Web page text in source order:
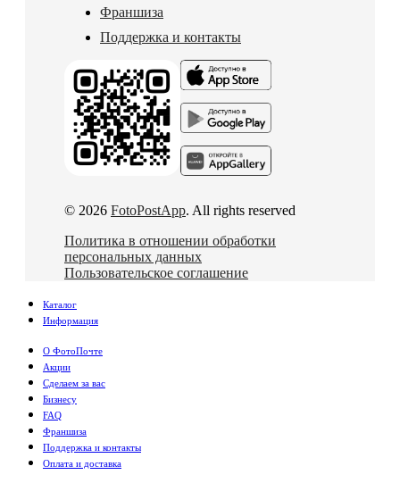
Франшиза
Поддержка и контакты
© 2026 FotoPostApp. All rights reserved
Политика в отношении обработки
персональных данных
Пользовательское соглашение
Каталог
Информация
О ФотоПочте
Акции
Сделаем за вас
Бизнесу
FAQ
Франшиза
Поддержка и контакты
Оплата и доставка